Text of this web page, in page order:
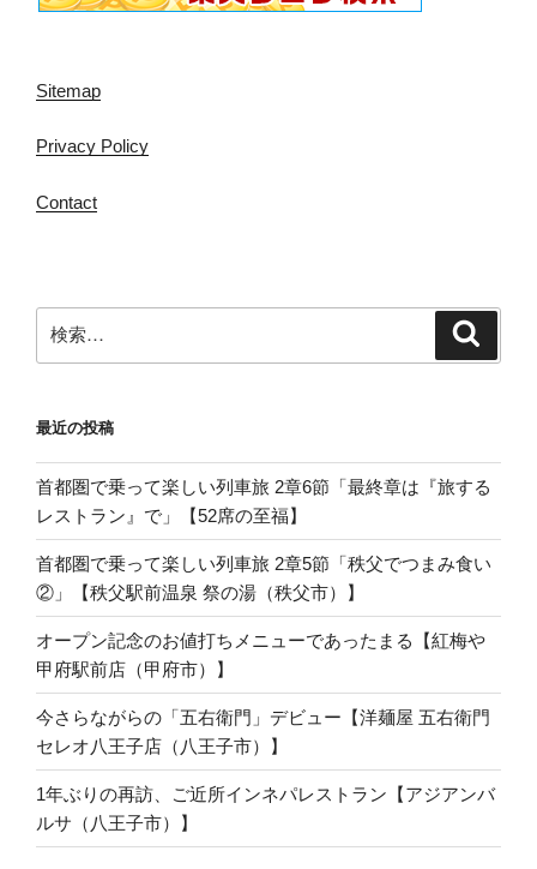
Sitemap
Privacy Policy
Contact
索:
最近の投稿
首都圏で乗って楽しい列車旅 2章6節「最終章は『旅する
レストラン』で」【52席の至福】
首都圏で乗って楽しい列車旅 2章5節「秩父でつまみ食い
②」【秩父駅前温泉 祭の湯（秩父市）】
オープン記念のお値打ちメニューであったまる【紅梅や
甲府駅前店（甲府市）】
今さらながらの「五右衛門」デビュー【洋麺屋 五右衛門
セレオ八王子店（八王子市）】
1年ぶりの再訪、ご近所インネパレストラン【アジアンバ
ルサ（八王子市）】